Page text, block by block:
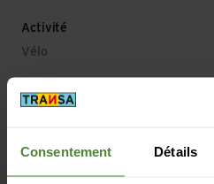
Consentement Détails
Activité
Vélo